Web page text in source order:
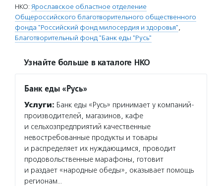
НКО: Ярославское областное отделение
Общероссийского благотворительного общественного
фонда "Российский фонд милосердия и здоровья",
Благотворительный фонд "Банк еды "Русь"
Узнайте больше в каталоге НКО
Банк еды «Русь»
Услуги: Банк еды «Русь» принимает у компаний-
производителей, магазинов, кафе
и сельхозпредприятий качественные
невостребованные продукты и товары
и распределяет их нуждающимся, проводит
продовольственные марафоны, готовит
и раздает «народные обеды», оказывает помощь
регионам…